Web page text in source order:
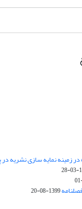
در زمینه نمایه سازی نشریه در
1399-08-20